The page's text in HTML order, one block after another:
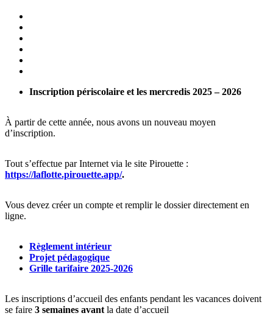
Inscription périscolaire et les mercredis 2025 – 2026
À partir de cette année, nous avons un nouveau moyen
d’inscription.
Tout s’effectue par Internet via le site Pirouette :
https://laflotte.pirouette.app/.
Vous devez créer un compte et remplir le dossier directement en
ligne.
Règlement intérieur
Projet pédagogique
Grille tarifaire 2025-2026
Les inscriptions d’accueil des enfants pendant les vacances doivent
se faire 3 semaines avant la date d’accueil